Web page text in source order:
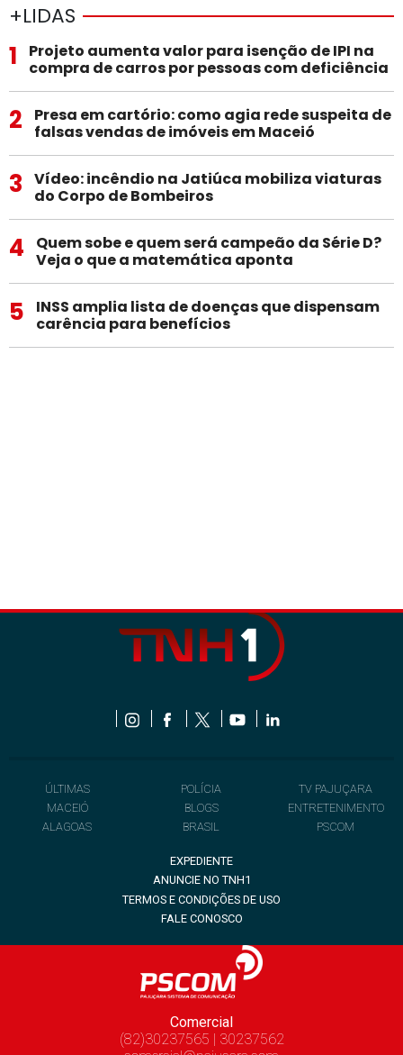
+LIDAS
1
Projeto aumenta valor para isenção de IPI na
compra de carros por pessoas com deficiência
2
Presa em cartório: como agia rede suspeita de
falsas vendas de imóveis em Maceió
3
Vídeo: incêndio na Jatiúca mobiliza viaturas
do Corpo de Bombeiros
4
Quem sobe e quem será campeão da Série D?
Veja o que a matemática aponta
5
INSS amplia lista de doenças que dispensam
carência para benefícios
ÚLTIMAS
MACEIÓ
ALAGOAS
POLÍCIA
BLOGS
BRASIL
TV PAJUÇARA
ENTRETENIMENTO
PSCOM
EXPEDIENTE
ANUNCIE NO TNH1
TERMOS E CONDIÇÕES DE USO
FALE CONOSCO
Comercial
(82)30237565 | 30237562